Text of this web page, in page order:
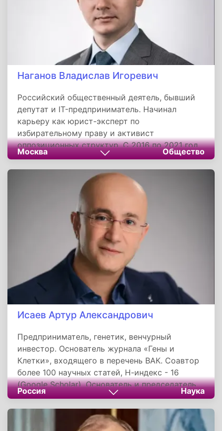
Наганов Владислав Игоревич
Российский общественный деятель, бывший
депутат и IT-предприниматель. Начинал
карьеру как юрист-эксперт по
избирательному праву и активист
оппозиционных структур. С 2016 по 2021 год
был депутатом в Химках, где курировал
вопросы ЖКХ и реализовал экологический
проект. После окончания депутатского срока
полностью сосредоточился на развитии
собственной IT-компании «Эффективные
технологические решения», которая создает
софт и финтех-сервисы для цифровизации
сферы жилищно-коммунального хозяйства.
Москва Общество
Исаев Артур Александрович
Предприниматель, генетик, венчурный
инвестор. Основатель журнала «Гены и
Клетки», входящего в перечень ВАК. Соавтор
более 100 научных статей, Н-индекс - 16
(Google Scholar). Основатель и председатель
совета директоров биотехнологической
компании Артген биотех. Партнер
Московского венчурного фонда
Россия Наука